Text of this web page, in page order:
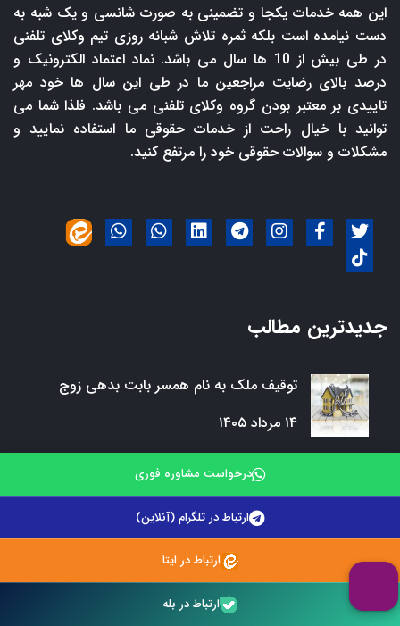
این همه خدمات یکجا و تضمینی به صورت شانسی و یک شبه به
دست نیامده است بلکه ثمره تلاش شبانه روزی تیم وکلای تلفنی
در طی بیش از 10 ها سال می باشد. نماد اعتماد الکترونیک و
درصد بالای رضایت مراجعین ما در طی این سال ها خود مهر
تاییدی بر معتبر بودن گروه وکلای تلفنی می باشد. فلذا شما می
توانید با خیال راحت از خدمات حقوقی ما استفاده نمایید و
مشکلات و سوالات حقوقی خود را مرتفع کنید.
جدیدترین مطالب
توقیف ملک به نام همسر بابت بدهی زوج
۱۴ مرداد ۱۴۰۵
فسخ قرارداد خرید آپارتمان به دلیل تأخیر در
تحویل
۱۱ مرداد ۱۴۰۵
معامله ملک در رهن بانک؛ آیا معتبر است؟
درخواست مشاوره فوری
ارتباط در تلگرام (آنلاین)
ارتباط در ایتا
ارتباط در بله